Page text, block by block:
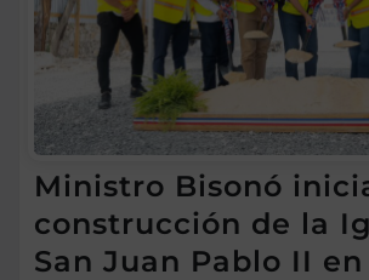
Ministro Bisonó
construcción de la
San Juan Pablo II